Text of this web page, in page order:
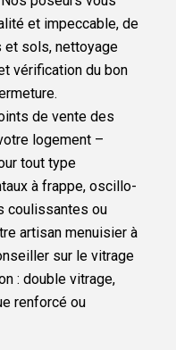
et impeccable, de
et sols, nettoyage
vérification du bon
de vente des
logement –
tout type
à frappe, oscillo-
coulissantes ou
artisan menuisier à
sur le vitrage
: double vitrage,
renforcé ou